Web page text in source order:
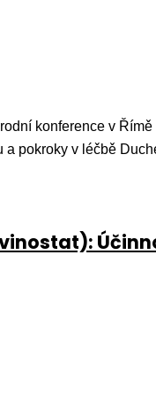
konference v
pokroky v léčbě